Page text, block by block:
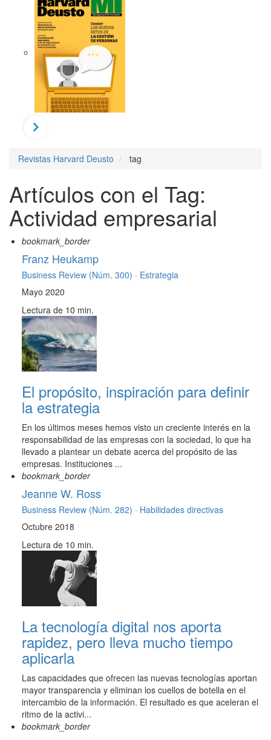
Revistas Harvard Deusto tag
Artículos con el Tag:
Actividad empresarial
bookmark_border
Franz Heukamp
Business Review (Núm. 300) · Estrategia
Mayo 2020
Lectura de 10 min.
El propósito, inspiración para definir
la estrategia
En los últimos meses hemos visto un creciente interés en la
responsabilidad de las empresas con la sociedad, lo que ha
llevado a plantear un debate acerca del propósito de las
empresas. Instituciones ...
bookmark_border
Jeanne W. Ross
Business Review (Núm. 282) · Habilidades directivas
Octubre 2018
Lectura de 10 min.
La tecnología digital nos aporta
rapidez, pero lleva mucho tiempo
aplicarla
Las capacidades que ofrecen las nuevas tecnologías aportan
mayor transparencia y eliminan los cuellos de botella en el
intercambio de la información. El resultado es que aceleran el
ritmo de la activi...
bookmark_border